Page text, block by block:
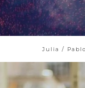
Julia /